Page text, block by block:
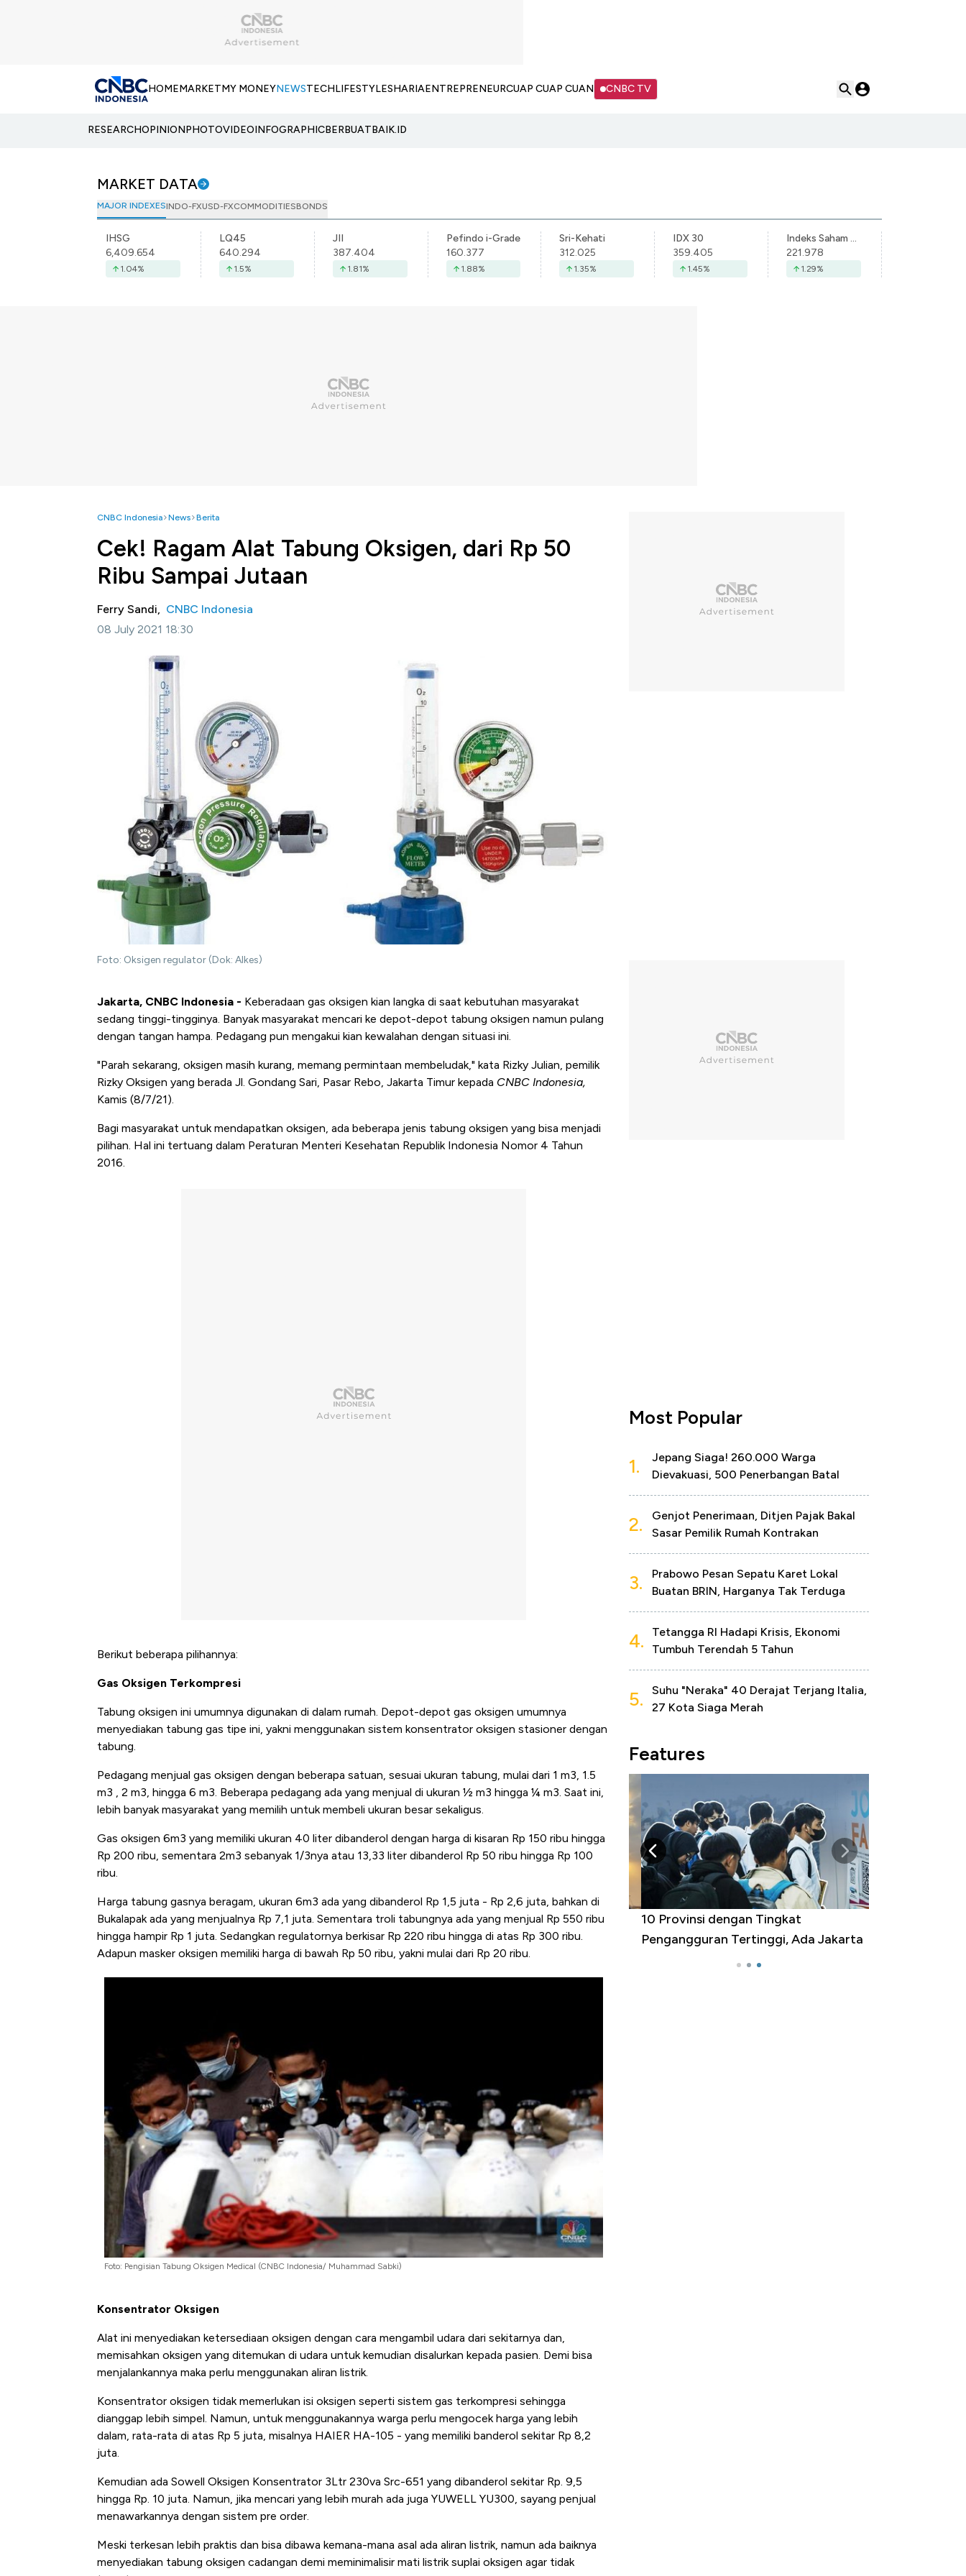
HOMEMARKETMY MONEYNEWSTECHLIFESTYLESHARIAENTREPRENEURCUAP CUAP CUAN CNBC TV
RESEARCHOPINIONPHOTOVIDEOINFOGRAPHICBERBUATBAIK.ID
MARKET DATA
MAJOR INDEXESINDO-FXUSD-FXCOMMODITIESBONDS
IHSG
6,409.654
1.04%
LQ45
640.294
1.5%
JII
387.404
1.81%
Pefindo i-Grade
160.377
1.88%
Sri-Kehati
312.025
1.35%
IDX 30
359.405
1.45%
Indeks Saham Syariah Indonesia
221.978
1.29%
CNBC Indonesia News Berita
Cek! Ragam Alat Tabung Oksigen, dari Rp 50
Ribu Sampai Jutaan
Ferry Sandi, CNBC Indonesia
08 July 2021 18:30
Foto: Oksigen regulator (Dok: Alkes)
Jakarta, CNBC Indonesia - Keberadaan gas oksigen kian langka di saat kebutuhan masyarakat
sedang tinggi-tingginya. Banyak masyarakat mencari ke depot-depot tabung oksigen namun pulang
dengan tangan hampa. Pedagang pun mengakui kian kewalahan dengan situasi ini.
"Parah sekarang, oksigen masih kurang, memang permintaan membeludak," kata Rizky Julian, pemilik
Rizky Oksigen yang berada Jl. Gondang Sari, Pasar Rebo, Jakarta Timur kepada CNBC Indonesia,
Kamis (8/7/21).
Bagi masyarakat untuk mendapatkan oksigen, ada beberapa jenis tabung oksigen yang bisa menjadi
pilihan. Hal ini tertuang dalam Peraturan Menteri Kesehatan Republik Indonesia Nomor 4 Tahun
2016.
Berikut beberapa pilihannya:
Gas Oksigen Terkompresi
Tabung oksigen ini umumnya digunakan di dalam rumah. Depot-depot gas oksigen umumnya
menyediakan tabung gas tipe ini, yakni menggunakan sistem konsentrator oksigen stasioner dengan
tabung.
Pedagang menjual gas oksigen dengan beberapa satuan, sesuai ukuran tabung, mulai dari 1 m3, 1.5
m3 , 2 m3, hingga 6 m3. Beberapa pedagang ada yang menjual di ukuran ½ m3 hingga ¼ m3. Saat ini,
lebih banyak masyarakat yang memilih untuk membeli ukuran besar sekaligus.
Gas oksigen 6m3 yang memiliki ukuran 40 liter dibanderol dengan harga di kisaran Rp 150 ribu hingga
Rp 200 ribu, sementara 2m3 sebanyak 1/3nya atau 13,33 liter dibanderol Rp 50 ribu hingga Rp 100
ribu.
Harga tabung gasnya beragam, ukuran 6m3 ada yang dibanderol Rp 1,5 juta - Rp 2,6 juta, bahkan di
Bukalapak ada yang menjualnya Rp 7,1 juta. Sementara troli tabungnya ada yang menjual Rp 550 ribu
hingga hampir Rp 1 juta. Sedangkan regulatornya berkisar Rp 220 ribu hingga di atas Rp 300 ribu.
Adapun masker oksigen memiliki harga di bawah Rp 50 ribu, yakni mulai dari Rp 20 ribu.
Foto: Pengisian Tabung Oksigen Medical (CNBC Indonesia/ Muhammad Sabki)
Konsentrator Oksigen
Alat ini menyediakan ketersediaan oksigen dengan cara mengambil udara dari sekitarnya dan,
memisahkan oksigen yang ditemukan di udara untuk kemudian disalurkan kepada pasien. Demi bisa
menjalankannya maka perlu menggunakan aliran listrik.
Konsentrator oksigen tidak memerlukan isi oksigen seperti sistem gas terkompresi sehingga
dianggap lebih simpel. Namun, untuk menggunakannya warga perlu mengocek harga yang lebih
dalam, rata-rata di atas Rp 5 juta, misalnya HAIER HA-105 - yang memiliki banderol sekitar Rp 8,2
juta.
Kemudian ada Sowell Oksigen Konsentrator 3Ltr 230va Src-651 yang dibanderol sekitar Rp. 9,5
hingga Rp. 10 juta. Namun, jika mencari yang lebih murah ada juga YUWELL YU300, sayang penjual
menawarkannya dengan sistem pre order.
Meski terkesan lebih praktis dan bisa dibawa kemana-mana asal ada aliran listrik, namun ada baiknya
menyediakan tabung oksigen cadangan demi meminimalisir mati listrik suplai oksigen agar tidak
Most Popular
1.
Jepang Siaga! 260.000 Warga
Dievakuasi, 500 Penerbangan Batal
2.
Genjot Penerimaan, Ditjen Pajak Bakal
Sasar Pemilik Rumah Kontrakan
3.
Prabowo Pesan Sepatu Karet Lokal
Buatan BRIN, Harganya Tak Terduga
4.
Tetangga RI Hadapi Krisis, Ekonomi
Tumbuh Terendah 5 Tahun
5.
Suhu "Neraka" 40 Derajat Terjang Italia,
27 Kota Siaga Merah
Features
Kongo Tutup Keran Ekspor, Harga
Tembaga Terbang ke Zona Berbahaya
Adu Panas Kinerja Emiten Minyak RI,
Mana yang Cuannya Paling Menyala?
10 Provinsi dengan Tingkat
Pengangguran Tertinggi, Ada Jakarta